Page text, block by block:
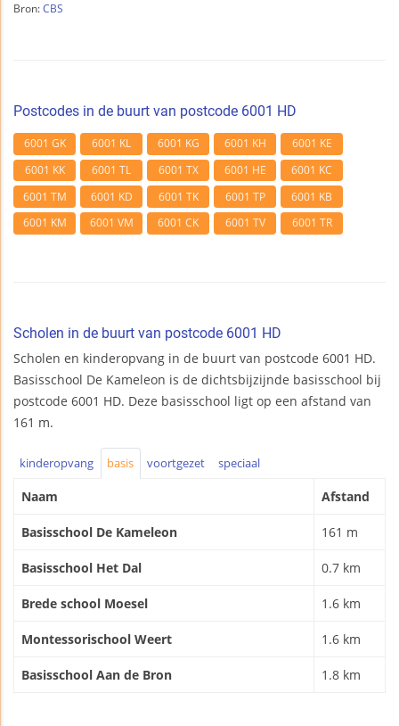
Bron: CBS
Postcodes in de buurt van postcode 6001 HD
6001 GK 6001 KL 6001 KG 6001 KH
6001 KE
6001 KK
6001 TL 6001 TX 6001 HE
6001 KC
6001 TM
6001 KD 6001 TK 6001 TP
6001 KB
6001 KM
6001 VM 6001 CK 6001 TV 6001 TR
Scholen in de buurt van postcode 6001 HD
Scholen en kinderopvang in de buurt van postcode 6001 HD.
Basisschool De Kameleon is de dichtsbijzijnde basisschool bij
postcode 6001 HD. Deze basisschool ligt op een afstand van
161 m.
kinderopvang basis voortgezet speciaal
Naam Afstand
Basisschool De Kameleon 161 m
Basisschool Het Dal 0.7 km
Brede school Moesel 1.6 km
Montessorischool Weert 1.6 km
Basisschool Aan de Bron 1.8 km